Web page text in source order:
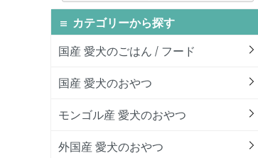
カテゴリーから探す
国産 愛犬のごはん / フード
国産 愛犬のおやつ
モンゴル産 愛犬のおやつ
外国産 愛犬のおやつ